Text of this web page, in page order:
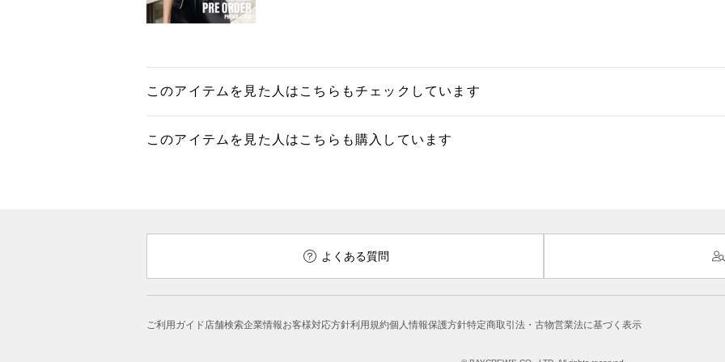
このアイテムを見た人はこちらもチェックしています
このアイテムを見た人はこちらも購入しています
よくある質問
ご利用ガイド店舗検索企業情報お客様対応方針利用規約個人情報保護方針特定商取引法・古物営業法に基づく表示